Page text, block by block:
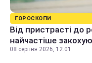
ГОРОСКОПИ
Від пристрасті до
найчастіше
08 серпня 2026, 12:01